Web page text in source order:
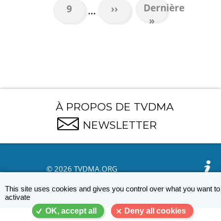
Page
9 …
Page
suivante
››
Dernière
page
Dernière
»
À PROPOS DE TVDMA
NEWSLETTER
© 2026 TVDMA.ORG
This site uses cookies and gives you control over what you want to
activate
OK, accept all
Deny all cookies